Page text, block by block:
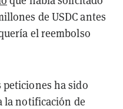
de USDC antes
el reembolso
peticiones ha sido
la notificación de